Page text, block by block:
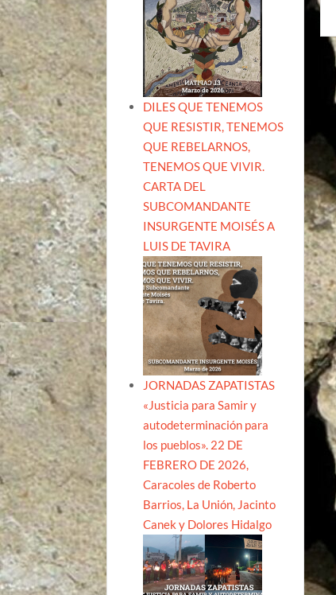
DILES QUE TENEMOS
QUE RESISTIR, TENEMOS
QUE REBELARNOS,
TENEMOS QUE VIVIR.
CARTA DEL
SUBCOMANDANTE
INSURGENTE MOISÉS A
LUIS DE TAVIRA
JORNADAS ZAPATISTAS
«Justicia para Samir y
autodeterminación para
los pueblos». 22 DE
FEBRERO DE 2026,
Caracoles de Roberto
Barrios, La Unión, Jacinto
Canek y Dolores Hidalgo